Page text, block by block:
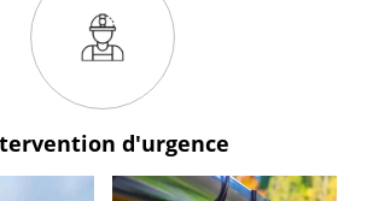
d'urgence